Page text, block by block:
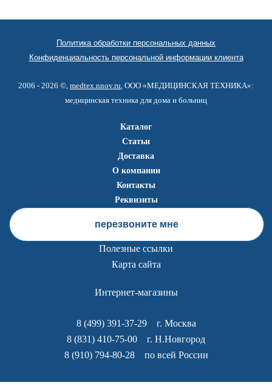
Политика обработки персональных данных
Конфиденциальность персональной информации клиента
2006 - 2026 ©, medtex.nnov.ru , ООО «МЕДИЦИНСКАЯ ТЕХНИКА»:
медицинская техника для дома и больниц
Каталог
Статьи
Доставка
О компании
Контакты
Реквизиты
перезвоните мне
Полезные ссылки
Карта сайта
Интернет-магазины
8 (499) 391-37-29г. Москва
8 (831) 410-75-00 г. Н.Новгород
8 (910) 794-80-28по всей России